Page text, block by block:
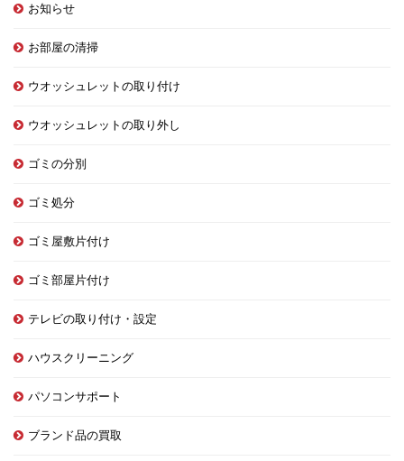
お知らせ
お部屋の清掃
ウオッシュレットの取り付け
ウオッシュレットの取り外し
ゴミの分別
ゴミ処分
ゴミ屋敷片付け
ゴミ部屋片付け
テレビの取り付け・設定
ハウスクリーニング
パソコンサポート
ブランド品の買取